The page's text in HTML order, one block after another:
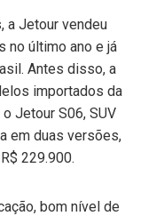
a Jetour vendeu
no último ano e já
Antes disso, a
importados da
Jetour S06, SUV
em duas versões,
229.900.
bom nível de